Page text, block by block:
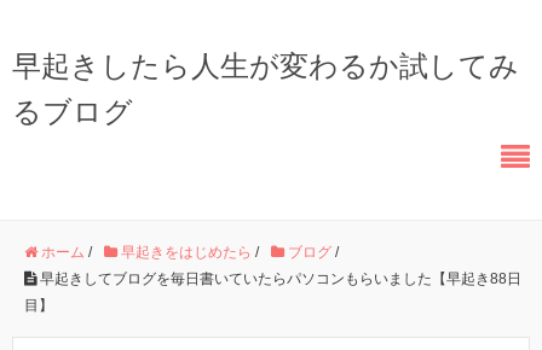
早起きしたら人生が変わるか試してみ
るブログ
ホーム / 早起きをはじめたら / ブログ /
早起きしてブログを毎日書いていたらパソコンもらいました【早起き88日
目】